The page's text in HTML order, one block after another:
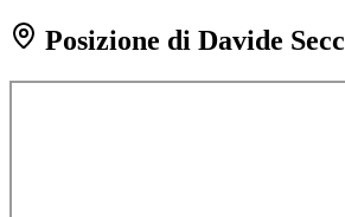
Posizione di Davide